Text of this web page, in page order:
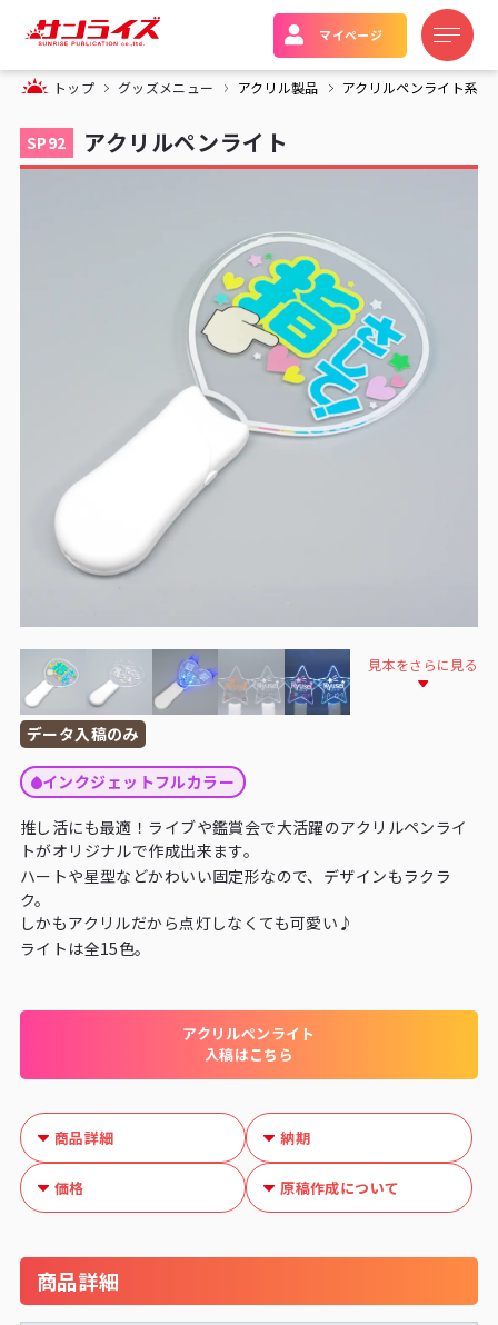
マイページ
トップ グッズメニュー アクリル製品 アクリルペンライト系
SP92 アクリルペンライト
見本をさらに見る
データ入稿のみ
インクジェットフルカラー
推し活にも最適！ライブや鑑賞会で大活躍のアクリルペンライ
トがオリジナルで作成出来ます。
ハートや星型などかわいい固定形なので、デザインもラクラ
ク。
しかもアクリルだから点灯しなくても可愛い♪
ライトは全15色。
アクリルペンライト
入稿はこちら
商品詳細 納期
価格 原稿作成について
商品詳細